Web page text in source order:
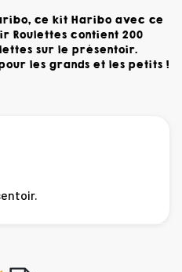
ce kit Haribo avec ce
Roulettes contient 200
sur le présentoir.
les grands et les petits !